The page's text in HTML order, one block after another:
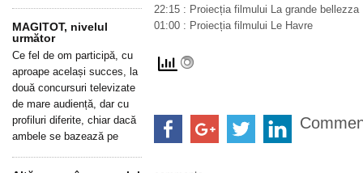
22:15 : Proiecția filmului La grande bellezza
01:00 : Proiecția filmului Le Havre
MAGITOT, nivelul
următor
Ce fel de om participă, cu
aproape același succes, la
două concursuri televizate
de mare audiență, dar cu
profiluri diferite, chiar dacă
ambele se bazează pe